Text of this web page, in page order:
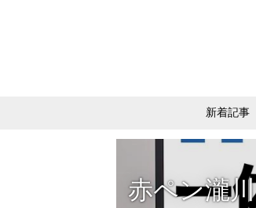
新着記事
赤ペン瀧川